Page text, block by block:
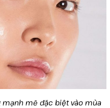
mạnh mẽ đặc biệt vào mùa